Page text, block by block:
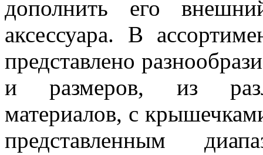
дополнить его
аксессуара. В
представлено
и размеров, из
материалов, с
представленным